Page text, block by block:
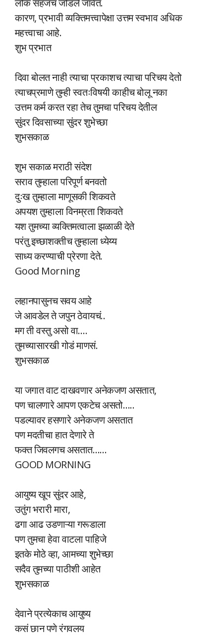
लोक सहजच जोडले जावेत.
कारण, प्रभावी व्यक्तिमत्त्वापेक्षा उत्तम स्वभाव अधिक
महत्त्वाचा आहे.
शुभ प्रभात
दिवा बोलत नाही त्याचा प्रकाशच त्याचा परिचय देतो
त्याचप्रमाणे तुम्ही स्वतःविषयी काहीच बोलू नका
उत्तम कर्म करत रहा तेच तुमचा परिचय देतील
सुंदर दिवसाच्या सुंदर शुभेच्छा
शुभसकाळ
शुभ सकाळ मराठी संदेश
सराव तुम्हाला परिपूर्ण बनवतो
दुःख तुम्हाला माणूसकी शिकवते
अपयश तुम्हाला विनम्रता शिकवते
यश तुमच्या व्यक्तिमत्वाला झळाळी देते
परंतु इच्छाशक्तीच तुम्हाला ध्येय्य
साध्य करण्याची प्रेरणा देते.
Good Morning
लहानपासुनच सवय आहे
जे आवडेल ते जपुन ठेवायचं..
मग ती वस्तु असो वा….
तुमच्यासारखी गोडं माणसं.
शुभसकाळ
या जगात वाट दाखवणार अनेकजण असतात,
पण चालणारे आपण एकटेच असतो…..
पडल्यावर हसणारे अनेकजण असतात
पण मदतीचा हात देणारे ते
फक्त जिवलगच असतात……
GOOD MORNING
आयुष्य खूप सुंदर आहे,
उतुंग भरारी मारा,
ढगा आढ उडणाऱ्या गरूडाला
पण तुमचा हेवा वाटला पाहिजे
इतके मोठे व्हा, आमच्या शुभेच्छा
सदैव तुमच्या पाठीशी आहेत
शुभसकाळ
देवाने प्रत्येकाच आयुष्य
कसं छान पणे रंगवलय